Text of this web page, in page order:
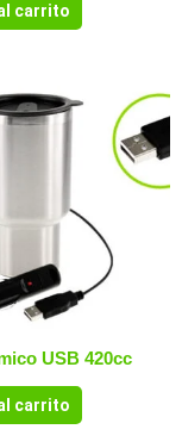
carrito
USB 420cc
carrito